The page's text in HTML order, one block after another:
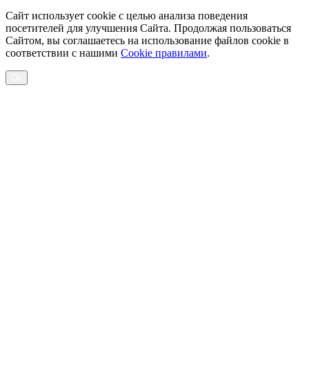
Сайт использует cookie с целью анализа поведения
посетителей для улучшения Сайта. Продолжая пользоваться
Сайтом, вы соглашаетесь на использование файлов cookie в
соответствии с нашими Cookiе правилами.